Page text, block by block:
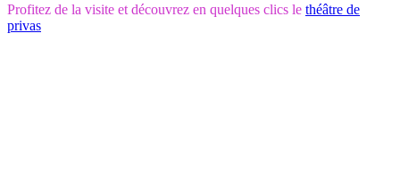
Profitez de la visite et découvrez en quelques clics le théâtre de
privas